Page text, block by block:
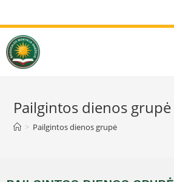
Pailgintos dienos grupė
> Pailgintos dienos grupė